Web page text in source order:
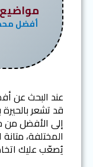
أفضل
عند البحث عن
قد تشعر
إلى الأفضل من
المختلفة،
يُصعّب عليك